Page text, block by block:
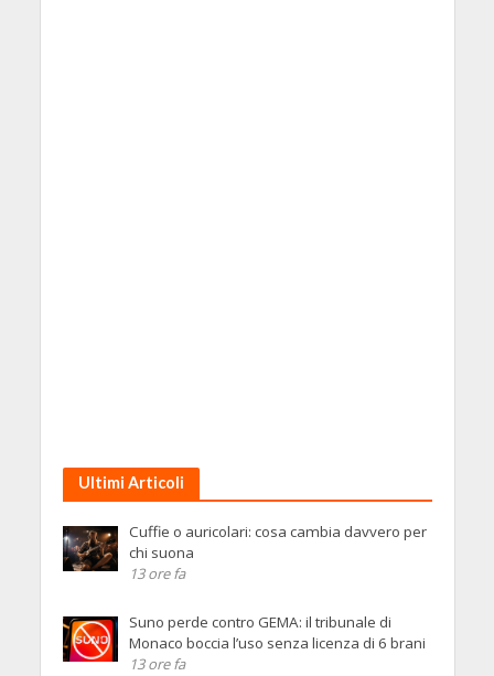
Ultimi Articoli
Cuffie o auricolari: cosa cambia davvero per
chi suona
13 ore fa
Suno perde contro GEMA: il tribunale di
Monaco boccia l’uso senza licenza di 6 brani
13 ore fa